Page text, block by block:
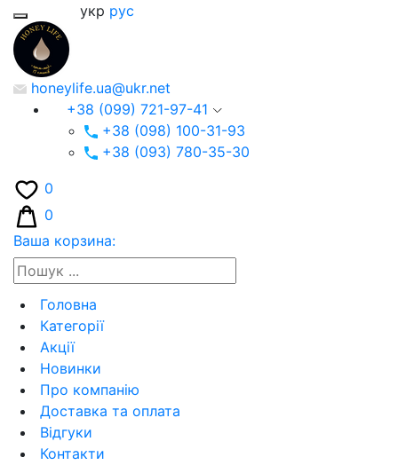
укр рус
honeylife.ua@ukr.net
+38 (099) 721-97-41
+38 (098) 100-31-93
+38 (093) 780-35-30
0
0
Ваша корзина:
Головна
Категорії
Акції
Новинки
Про компанію
Доставка та оплата
Відгуки
Контакти